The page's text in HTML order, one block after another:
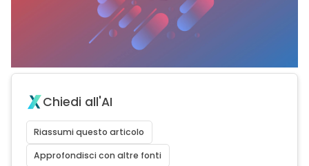
Chiedi all'AI
Riassumi questo articolo
Approfondisci con altre fonti